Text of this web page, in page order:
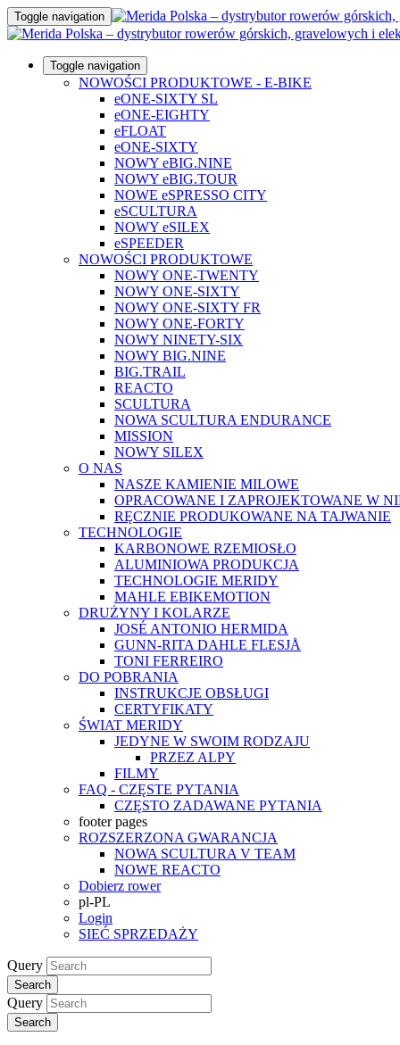
Toggle navigation
Toggle navigation
NOWOŚCI PRODUKTOWE - E-BIKE
eONE-SIXTY SL
eONE-EIGHTY
eFLOAT
eONE-SIXTY
NOWY eBIG.NINE
NOWY eBIG.TOUR
NOWE eSPRESSO CITY
eSCULTURA
NOWY eSILEX
eSPEEDER
NOWOŚCI PRODUKTOWE
NOWY ONE-TWENTY
NOWY ONE-SIXTY
NOWY ONE-SIXTY FR
NOWY ONE-FORTY
NOWY NINETY-SIX
NOWY BIG.NINE
BIG.TRAIL
REACTO
SCULTURA
NOWA SCULTURA ENDURANCE
MISSION
NOWY SILEX
O NAS
NASZE KAMIENIE MILOWE
OPRACOWANE I ZAPROJEKTOWANE W
RĘCZNIE PRODUKOWANE NA TAJWANIE
TECHNOLOGIE
KARBONOWE RZEMIOSŁO
ALUMINIOWA PRODUKCJA
TECHNOLOGIE MERIDY
MAHLE EBIKEMOTION
DRUŻYNY I KOLARZE
JOSÉ ANTONIO HERMIDA
GUNN-RITA DAHLE FLESJÅ
TONI FERREIRO
DO POBRANIA
INSTRUKCJE OBSŁUGI
CERTYFIKATY
ŚWIAT MERIDY
JEDYNE W SWOIM RODZAJU
PRZEZ ALPY
FILMY
FAQ - CZĘSTE PYTANIA
CZĘSTO ZADAWANE PYTANIA
footer pages
ROZSZERZONA GWARANCJA
NOWA SCULTURA V TEAM
NOWE REACTO
Dobierz rower
pl-PL
Login
SIEĆ SPRZEDAŻY
Query
Search
Query
Search